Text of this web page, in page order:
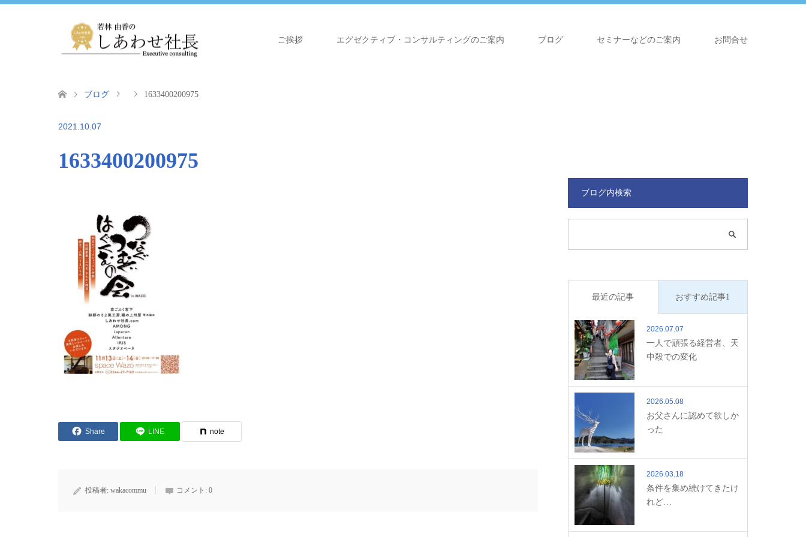
ご挨拶 エグゼクティブ・コンサルティングのご案内 ブログ セミナーなどのご案内 お問合せ
ブログ 1633400200975
2021.10.07
1633400200975
Share LINE note
投稿者: wakacommu コメント: 0
ブログ内検索
最近の記事 おすすめ記事1
2026.07.07
一人で頑張る経営者、天
中殺での変化
2026.05.08
お父さんに認めて欲しか
った
2026.03.18
条件を集め続けてきたけ
れど…